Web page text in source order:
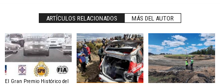
ARTÍCULOS RELACIONADOS MÁS DEL AUTOR
El Gran Premio Histórico del